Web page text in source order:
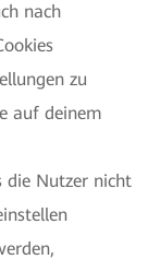
nach
zu
auf deinem
die Nutzer nicht